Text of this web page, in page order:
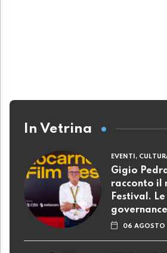
In Vetrina
EVENTI,
Gigio
racconto il
Festival.
06